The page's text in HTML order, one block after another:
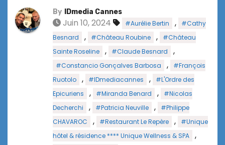
By IDmedia Cannes
Juin 10, 2024 #Aurélie Bertin ,
#Cathy
Besnard
, #Château Roubine ,
#Château
Sainte Roseline
, #Claude Besnard ,
#Constancio Gonçalves Barbosa ,
#François
Ruotolo
, #IDmediacannes ,
#L'Ordre des
Epicuriens
, #Miranda Benard ,
#Nicolas
Decherchi
, #Patricia Neuville ,
#Philippe
CHAVAROC
, #Restaurant Le Repère ,
#Unique
hôtel & résidence **** Unique Wellness & SPA
,